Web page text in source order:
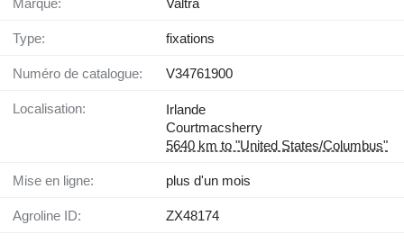
Marque: Valtra
Type: fixations
Numéro de catalogue: V34761900
Localisation:
Irlande
Courtmacsherry
5640 km to "United States/Columbus"
Mise en ligne: plus d'un mois
Agroline ID: ZX48174